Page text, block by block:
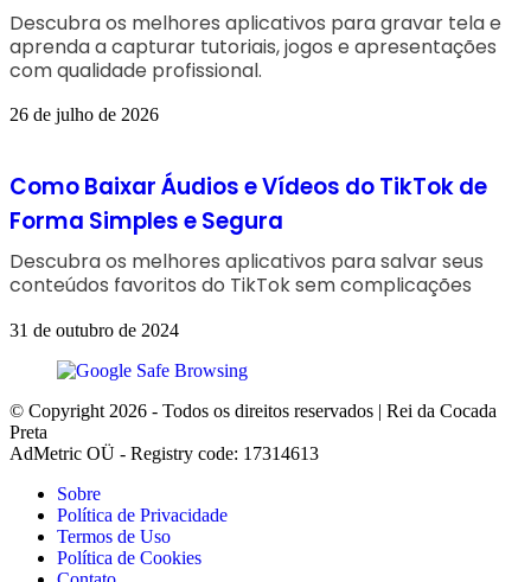
Descubra os melhores aplicativos para gravar tela e
aprenda a capturar tutoriais, jogos e apresentações
com qualidade profissional.
26 de julho de 2026
Como Baixar Áudios e Vídeos do TikTok de
Forma Simples e Segura
Descubra os melhores aplicativos para salvar seus
conteúdos favoritos do TikTok sem complicações
31 de outubro de 2024
© Copyright 2026 - Todos os direitos reservados | Rei da Cocada
Preta
AdMetric OÜ - Registry code: 17314613
Sobre
Política de Privacidade
Termos de Uso
Política de Cookies